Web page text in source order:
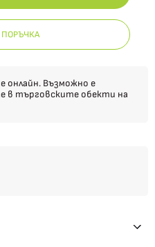
ПОРЪЧКА
онлайн. Възможно е
в търговските обекти на